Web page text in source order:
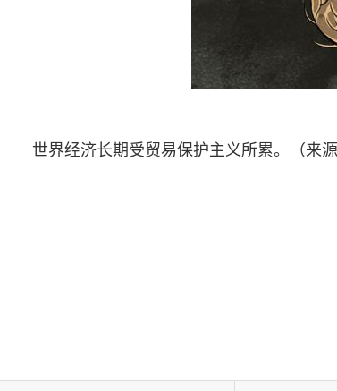
世界经济长期受贸易保护主义所累。（来